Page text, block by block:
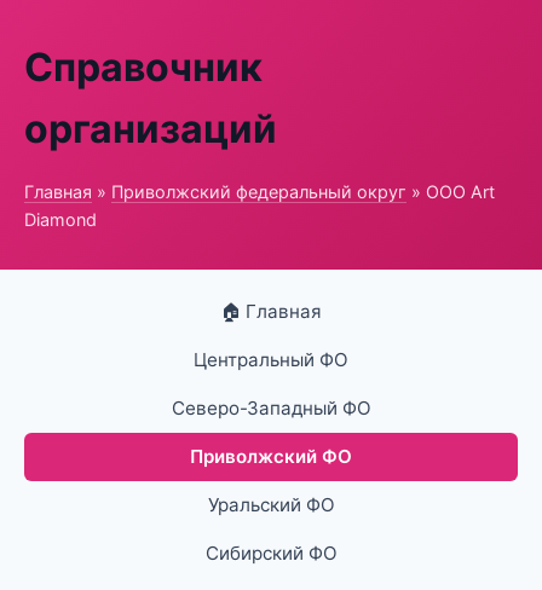
Справочник
организаций
Главная » Приволжский федеральный округ » ООО Art
Diamond
🏠 Главная
Центральный ФО
Северо-Западный ФО
Приволжский ФО
Уральский ФО
Сибирский ФО